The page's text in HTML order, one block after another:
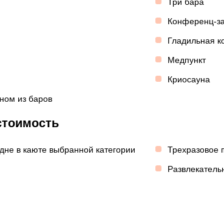
Конференц-
Гладильная
Медпункт
Криосауна
из баров
в каюте выбранной категории
Трехразовое